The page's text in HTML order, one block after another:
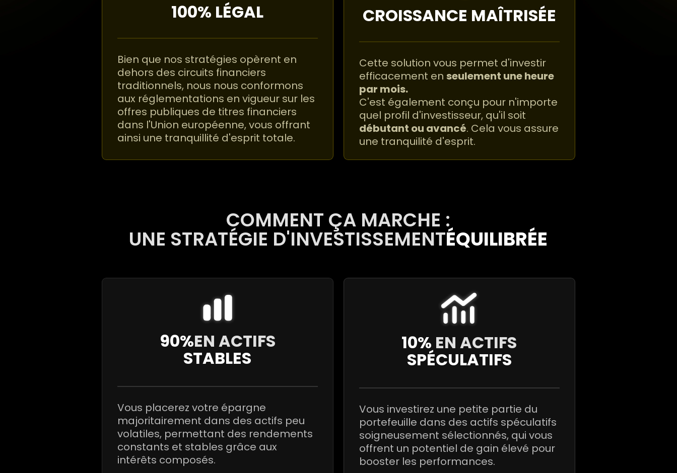
100% LÉGAL
Bien que nos stratégies opèrent en
dehors des circuits financiers
traditionnels, nous nous conformons
aux réglementations en vigueur sur les
offres publiques de titres financiers
dans l'Union européenne, vous offrant
ainsi une tranquillité d'esprit totale.
CROISSANCE MAÎTRISÉE
Cette solution vous permet d'investir
efficacement en seulement une heure
par mois.
C'est également conçu pour n'importe
quel profil d'investisseur, qu'il soit
débutant ou avancé. Cela vous assure
une tranquilité d'esprit.
COMMENT ÇA MARCHE :
UNE STRATÉGIE D'INVESTISSEMENTÉQUILIBRÉE
90%EN ACTIFS
STABLES
Vous placerez votre épargne
majoritairement dans des actifs peu
volatiles, permettant des rendements
constants et stables grâce aux
intérêts composés.
10% EN ACTIFS
SPÉCULATIFS
Vous investirez une petite partie du
portefeuille dans des actifs spéculatifs
soigneusement sélectionnés, qui vous
offrent un potentiel de gain élevé pour
booster les performances.